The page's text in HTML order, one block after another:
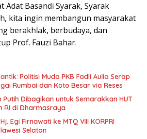
Adat Basandi Syarak, Syarak
kita ingin membangun masyarakat
berakhlak, berbudaya, dan
Prof. Fauzi Bahar.
Politisi Muda PKB Fadli Aulia Serap
Rumbai dan Koto Besar via Reses
Putih Dibagikan untuk Semarakkan HUT
RI di Dharmasraya
Egi Firnawati ke MTQ VIII KORPRI
Selatan